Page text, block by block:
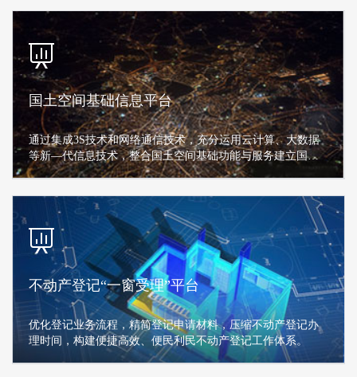
国土空间基础信息平台
通过集成3S技术和网络通信技术，充分运用云计算、大数据
等新—代信息技术，整合国土空间基础功能与服务建立国土
空间信息平台
不动产登记“一窗受理”平台
优化登记业务流程，精简登记申请材料，压缩不动产登记办
理时间，构建便捷高效、便民利民不动产登记工作体系。